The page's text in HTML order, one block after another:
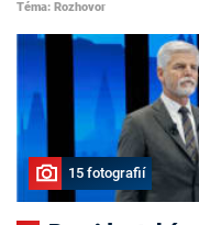
Téma: Rozhovor
15 fotografií